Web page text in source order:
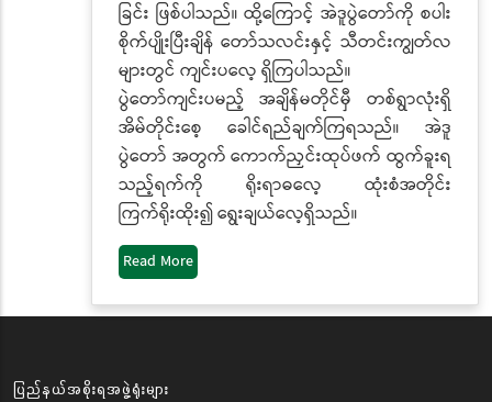
ခြင်း ဖြစ်ပါသည်။ ထို့ကြောင့် အဲဒူပွဲတော်ကို စပါး
စိုက်ပျိုးပြီးချိန် တော်သလင်းနှင့် သီတင်းကျွတ်လ
များတွင် ကျင်းပလေ့ ရှိကြပါသည်။
ပွဲတော်ကျင်းပမည့် အချိန်မတိုင်မှီ တစ်ရွာလုံးရှိ
အိမ်တိုင်းစေ့ ခေါင်ရည်ချက်ကြရသည်။ အဲဒူ
ပွဲတော် အတွက် ကောက်ညှင်းထုပ်ဖက် ထွက်ခူးရ
သည့်ရက်ကို ရိုးရာဓလေ့ ထုံးစံအတိုင်း
ကြက်ရိုးထိုး၍ ရွေးချယ်လေ့ရှိသည်။
Read More
ပြည်နယ်အစိုးရအဖွဲ့ရုံးများ